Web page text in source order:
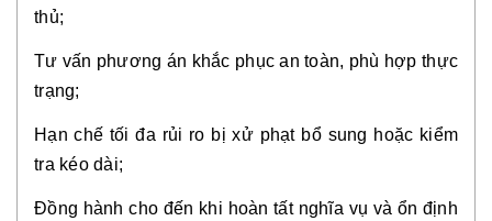
thủ;
Tư vấn phương án khắc phục an toàn, phù hợp thực
trạng;
Hạn chế tối đa rủi ro bị xử phạt bổ sung hoặc kiểm
tra kéo dài;
Đồng hành cho đến khi hoàn tất nghĩa vụ và ổn định